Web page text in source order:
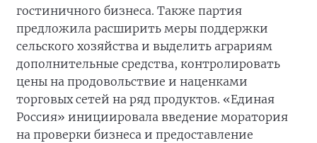
гостиничного бизнеса. Также партия
предложила расширить меры поддержки
сельского хозяйства и выделить аграриям
дополнительные средства, контролировать
цены на продовольствие и наценками
торговых сетей на ряд продуктов. «Единая
Россия» инициировала введение моратория
на проверки бизнеса и предоставление